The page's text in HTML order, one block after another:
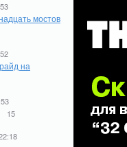
мостов
на
15